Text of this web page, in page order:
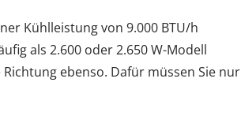
Kühlleistung von 9.000 BTU/h
als 2.600 oder 2.650 W-Modell
ebenso. Dafür müssen Sie nur